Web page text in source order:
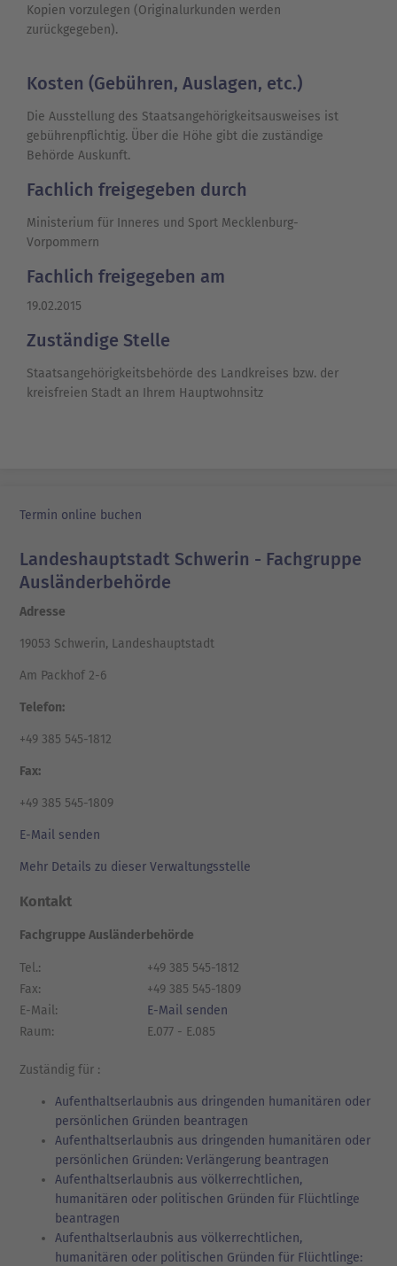
Kopien vorzulegen (Originalurkunden werden
zurückgegeben).
Kosten (Gebühren, Auslagen, etc.)
Die Ausstellung des Staatsangehörigkeitsausweises ist
gebührenpflichtig. Über die Höhe gibt die zuständige
Behörde Auskunft.
Fachlich freigegeben durch
Ministerium für Inneres und Sport Mecklenburg-
Vorpommern
Fachlich freigegeben am
19.02.2015
Zuständige Stelle
Staatsangehörigkeitsbehörde des Landkreises bzw. der
kreisfreien Stadt an Ihrem Hauptwohnsitz
Termin online buchen
Landeshauptstadt Schwerin - Fachgruppe
Ausländerbehörde
Adresse
19053 Schwerin, Landeshauptstadt
Am Packhof 2-6
Telefon:
+49 385 545-1812
Fax:
+49 385 545-1809
E-Mail senden
Mehr Details zu dieser Verwaltungsstelle
Kontakt
Fachgruppe Ausländerbehörde
Tel.:
+49 385 545-1812
Fax:
+49 385 545-1809
E-Mail:
E-Mail senden
Raum:
E.077 - E.085
Zuständig für :
Aufenthaltserlaubnis aus dringenden humanitären oder
persönlichen Gründen beantragen
Aufenthaltserlaubnis aus dringenden humanitären oder
persönlichen Gründen: Verlängerung beantragen
Aufenthaltserlaubnis aus völkerrechtlichen,
humanitären oder politischen Gründen für Flüchtlinge
beantragen
Aufenthaltserlaubnis aus völkerrechtlichen,
humanitären oder politischen Gründen für Flüchtlinge: